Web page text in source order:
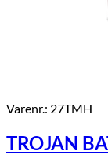
Varenr.: 27TMH
TROJAN